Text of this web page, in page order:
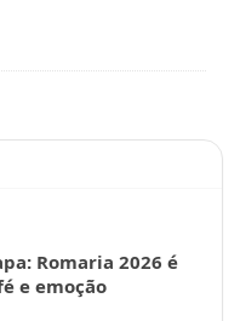
Romaria 2026 é
e emoção